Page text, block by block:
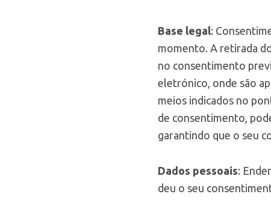
Base legal:
momento. A retirada
no consentimento
eletrónico, onde são
meios indicados no
de consentimento,
garantindo que o seu
Dados pessoais:
deu o seu